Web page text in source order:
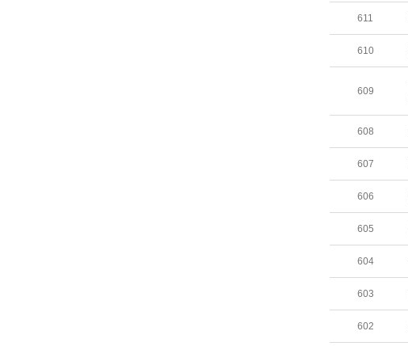
611
610
609
608
607
606
605
604
603
602